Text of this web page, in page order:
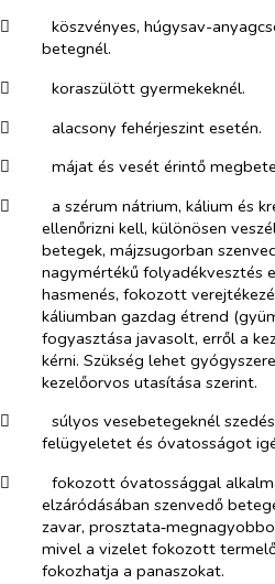
​
köszvényes, húgysav-
betegnél.
​
koraszülött gyermekeknél.
​
alacsony fehérjeszint esetén.
​
májat és vesét érintő
​
a szérum nátrium, kálium és
ellenőrizni kell, különösen
betegek, májzsugorban
nagymértékű folyadékvesztés
hasmenés, fokozott
káliumban gazdag étrend
fogyasztása javasolt, erről a
kérni. Szükség lehet
kezelőorvos utasítása szerint.
​
súlyos vesebetegeknél
felügyeletet és óvatosságot
​
fokozott óvatossággal
elzáródásában szenvedő
zavar,
mivel a vizelet fokozott
fokozhatja a panaszokat.